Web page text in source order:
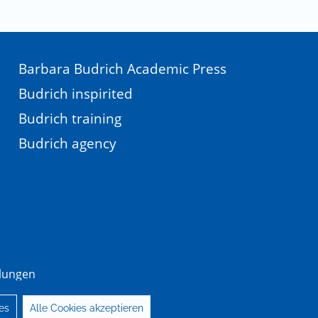
Alle Cookies akzeptieren
Barbara Budrich Academic Press
Budrich inspirited
Budrich training
Budrich agency